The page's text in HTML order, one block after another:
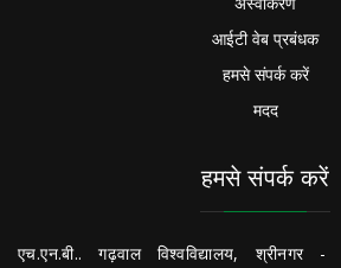
आईटी वेब प्रबंधक
हमसे संपर्क करें
मदद
हमसे संपर्क करें
एच.एन.बी.. गढ़वाल विश्वविद्यालय,